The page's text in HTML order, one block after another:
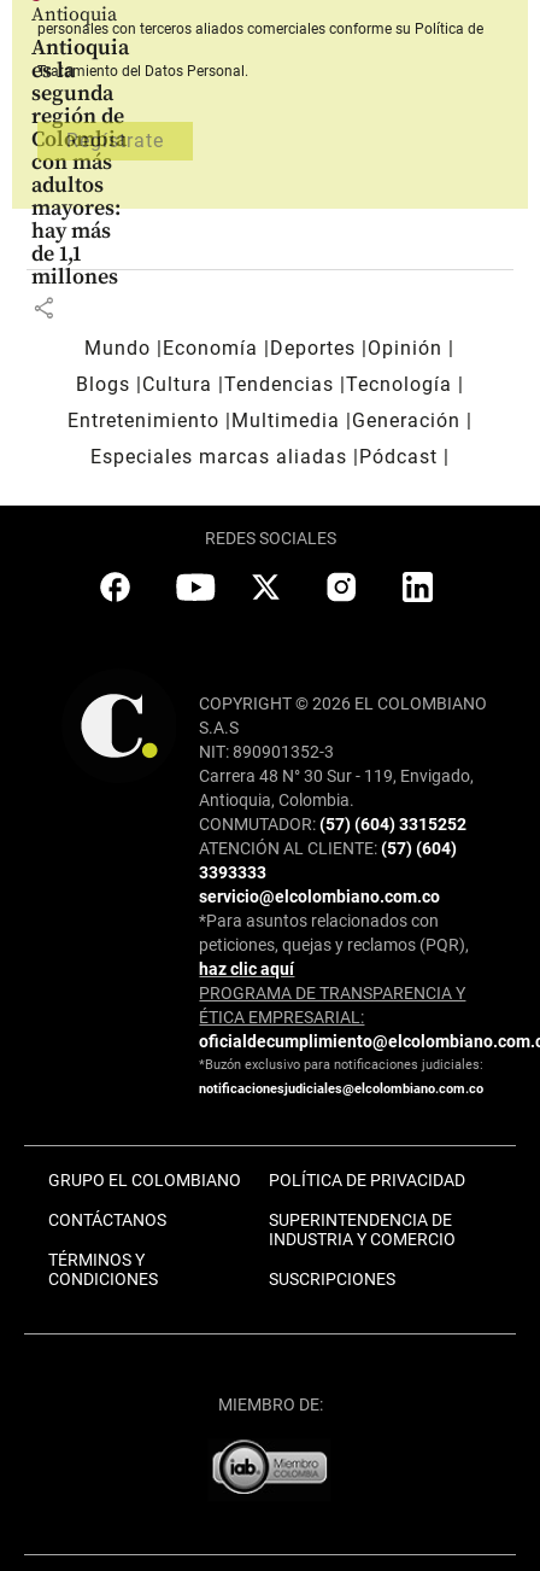
Antioquia
Antioquia
es la
segunda
región de
Colombia
con más
adultos
mayores:
hay más
de 1,1
millones
share
personales con terceros aliados comerciales conforme su Política de
Tratamiento del Datos Personal.
Mundo Economía Deportes
Opinión
Blogs
Cultura Tendencias Tecnología
Entretenimiento
Multimedia
Generación
Especiales marcas aliadas
Pódcast
REDES SOCIALES
COPYRIGHT © 2026 EL COLOMBIANO
S.A.S
NIT: 890901352-3
Carrera 48 N° 30 Sur - 119, Envigado,
Antioquia, Colombia.
CONMUTADOR:(57) (604) 3315252
ATENCIÓN AL CLIENTE:(57) (604)
3393333
servicio@elcolombiano.com.co
*Para asuntos relacionados con
peticiones, quejas y reclamos (PQR),
haz clic aquí
PROGRAMA DE TRANSPARENCIA Y
ÉTICA EMPRESARIAL:
*Buzón exclusivo para notificaciones judiciales:
notificacionesjudiciales@elcolombiano.com.co
GRUPO EL COLOMBIANO
CONTÁCTANOS
TÉRMINOS Y
CONDICIONES
POLÍTICA DE PRIVACIDAD
SUPERINTENDENCIA DE
INDUSTRIA Y COMERCIO
SUSCRIPCIONES
MIEMBRO DE: